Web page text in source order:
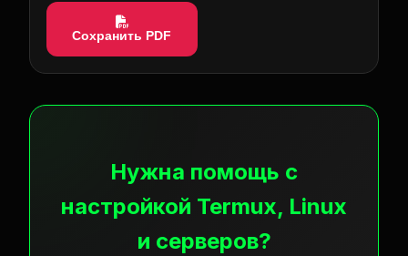
Сохранить PDF
Нужна помощь с
настройкой Termux, Linux
и серверов?